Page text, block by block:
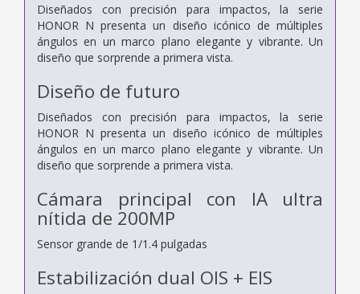
Diseñados con precisión para impactos, la serie
HONOR N presenta un diseño icónico de múltiples
ángulos en un marco plano elegante y vibrante. Un
diseño que sorprende a primera vista.
Diseño de futuro
Diseñados con precisión para impactos, la serie
HONOR N presenta un diseño icónico de múltiples
ángulos en un marco plano elegante y vibrante. Un
diseño que sorprende a primera vista.
Cámara principal con IA ultra
nítida de 200MP
Sensor grande de 1/1.4 pulgadas
Estabilización dual OIS + EIS